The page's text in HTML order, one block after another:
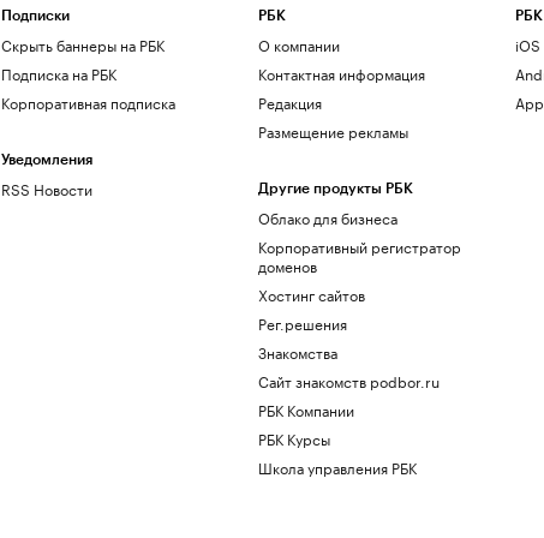
Подписки
Скрыть баннеры на РБК
Подписка на РБК
Корпоративная подписка
Уведомления
RSS Новости
РБК
О компании
Контактная информация
Редакция
Размещение рекламы
Другие продукты РБК
Облако для бизнеса
Корпоративный регистратор
доменов
Хостинг сайтов
Рег.решения
Знакомства
Сайт знакомств podbor.ru
РБК Компании
РБК Курсы
Школа управления РБК
iOS